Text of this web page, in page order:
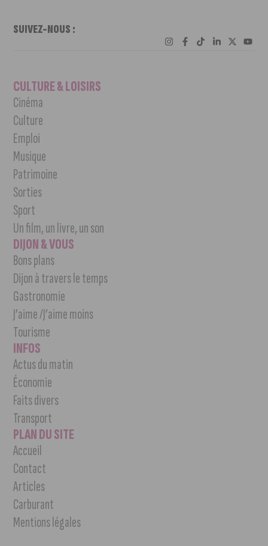
SUIVEZ-NOUS :
CULTURE & LOISIRS
Cinéma
Culture
Emploi
Musique
Patrimoine
Sorties
Sport
Un film, un livre, un son
DIJON & VOUS
Bons plans
Dijon à travers le temps
Gastronomie
J’aime /J’aime moins
Tourisme
INFOS
Actus du matin
Économie
Faits divers
Transport
PLAN DU SITE
Accueil
Contact
Articles
Carburant
Mentions légales